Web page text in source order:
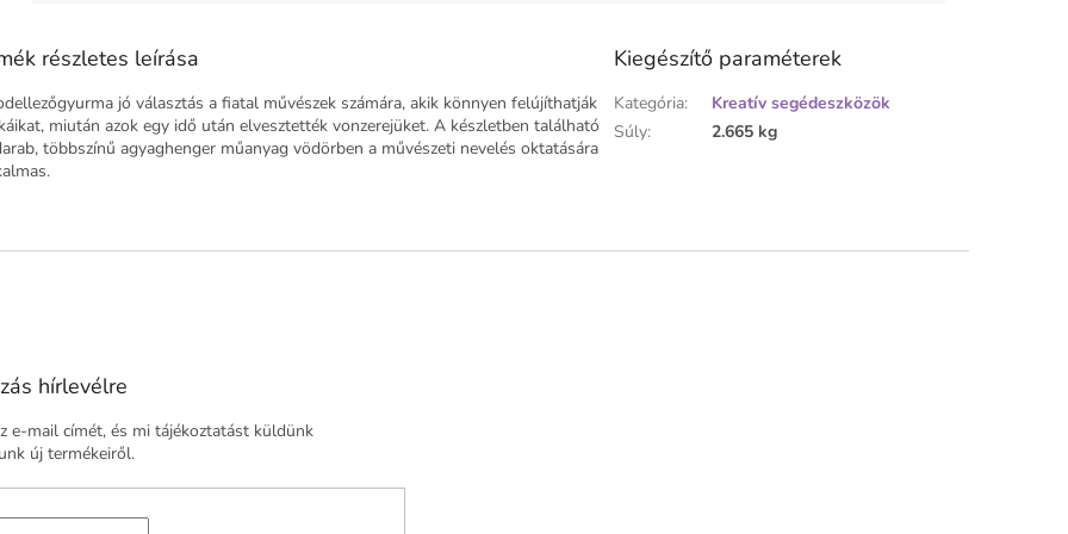
részletes leírása
jó választás a fiatal művészek számára, akik könnyen felújíthatják
miután azok egy idő után elvesztették vonzerejüket. A készletben található
többszínű agyaghenger műanyag vödörben a művészeti nevelés oktatására
Kiegészítő paraméterek
Kategória:
Kreatív segédeszközök
Súly: 2.665 kg
hírlevélre
e-mail címét, és mi tájékoztatást küldünk
új termékeiről.